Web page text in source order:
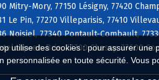
utilise des cookies : pour assurer
personnalisée en toute sécurité. Vous
Mitry-Mory, 77150 Lésigny, 77420
Le Pin, 77270 Villeparisis, 77410
Noisiel, 77340 Pontault-Combault,
en-Brie, 77700 Chessy, 77600